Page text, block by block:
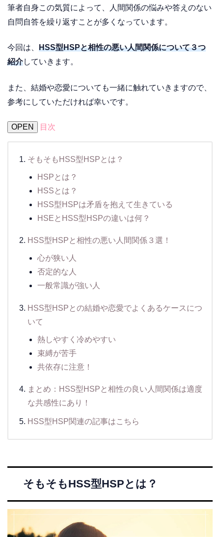
筆者自身この気質によって、人間関係の悩みや答えのない
自問自答を繰り返すことが多くなっています。
今回は、 HSS型HSPと相性の悪い人間関係について３つ
紹介していきます。
また、結婚や恋愛についても一緒に触れていきますので、
参考にしていただければ幸いです。
OPEN 目次
そもそもHSS型HSPとは？
HSPとは？
HSSとは？
HSS型HSPは矛盾を抱えて生きている
HSEとHSS型HSPの違いは何？
HSS型HSPと相性の悪い人間関係３選！
心が狭い人
否定的な人
一般常識が強い人
HSS型HSPとの結婚や恋愛でよくあるケースにつ
いて
熱しやすく冷めやすい
束縛が苦手
共依存に注意！
まとめ：HSS型HSPと相性の良い人間関係は適度
な共感性にあり！
HSS型HSP関連の記事はこちら
そもそもHSS型HSPとは？